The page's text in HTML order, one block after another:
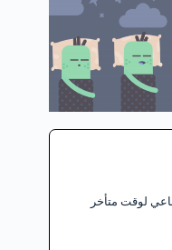
لوقت متأخر